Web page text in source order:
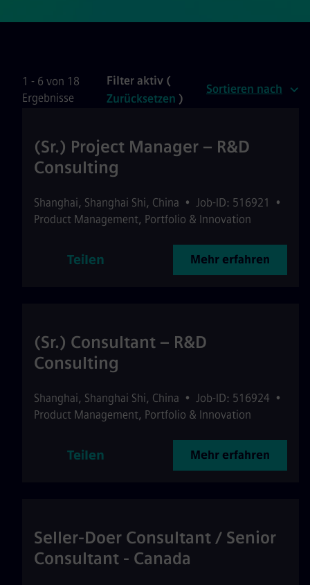
1 - 6 von 18
Ergebnisse
Filter aktiv (
Zurücksetzen )
Sortieren nach
(Sr.) Project Manager – R&D
Consulting
Shanghai, Shanghai Shi, China • Job-ID: 516921
•
Product Management, Portfolio & Innovation
Teilen Mehr erfahren
(Sr.) Consultant – R&D
Consulting
Shanghai, Shanghai Shi, China • Job-ID: 516924 •
Product Management, Portfolio & Innovation
Teilen Mehr erfahren
Seller-Doer Consultant / Senior
Consultant - Canada